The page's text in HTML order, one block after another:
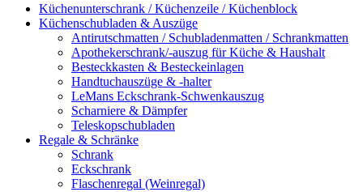
Küchenunterschrank / Küchenzeile / Küchenblock
Küchenschubladen & Auszüge
Antirutschmatten / Schubladenmatten / Schrankmatten
Apothekerschrank/-auszug für Küche & Haushalt
Besteckkasten & Besteckeinlagen
Handtuchauszüge & -halter
LeMans Eckschrank-Schwenkauszug
Scharniere & Dämpfer
Teleskopschubladen
Regale & Schränke
Schrank
Eckschrank
Flaschenregal (Weinregal)